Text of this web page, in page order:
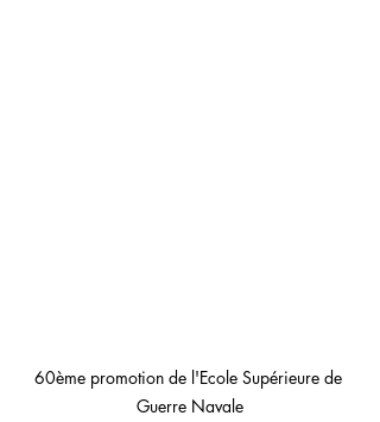
60ème promotion de l'Ecole Supérieure de
Guerre Navale